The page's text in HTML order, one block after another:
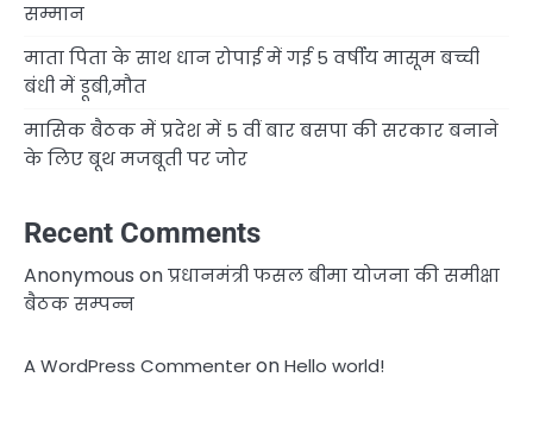
सम्मान
माता पिता के साथ धान रोपाई में गई 5 वर्षीय मासूम बच्ची
बंधी में डूबी,मौत
मासिक बैठक में प्रदेश में 5 वीं बार बसपा की सरकार बनाने
के लिए बूथ मजबूती पर जोर
Recent Comments
Anonymous onप्रधानमंत्री फसल बीमा योजना की समीक्षा
बैठक सम्पन्न
A WordPress CommenteronHello world!